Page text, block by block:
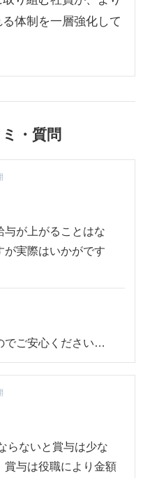
体制を一層強化して
・質問
与が上がることはな
が実際はいかがです
でご安心ください…
らないと賞与は少な
賞与は役職により金額